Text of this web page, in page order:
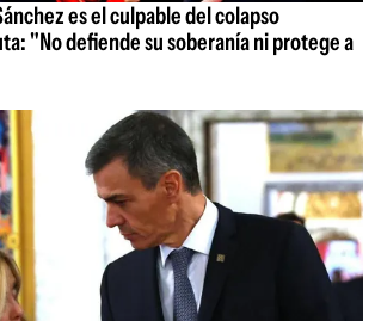
es el culpable del colapso
"No defiende su soberanía ni protege a